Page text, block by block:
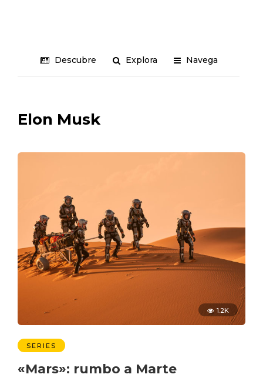
Descubre Explora Navega
Elon Musk
1.2K
SERIES
«Mars»: rumbo a Marte